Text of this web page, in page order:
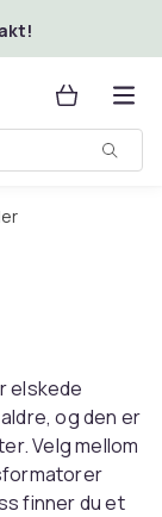
elskede
og den er
Velg mellom
finner du et